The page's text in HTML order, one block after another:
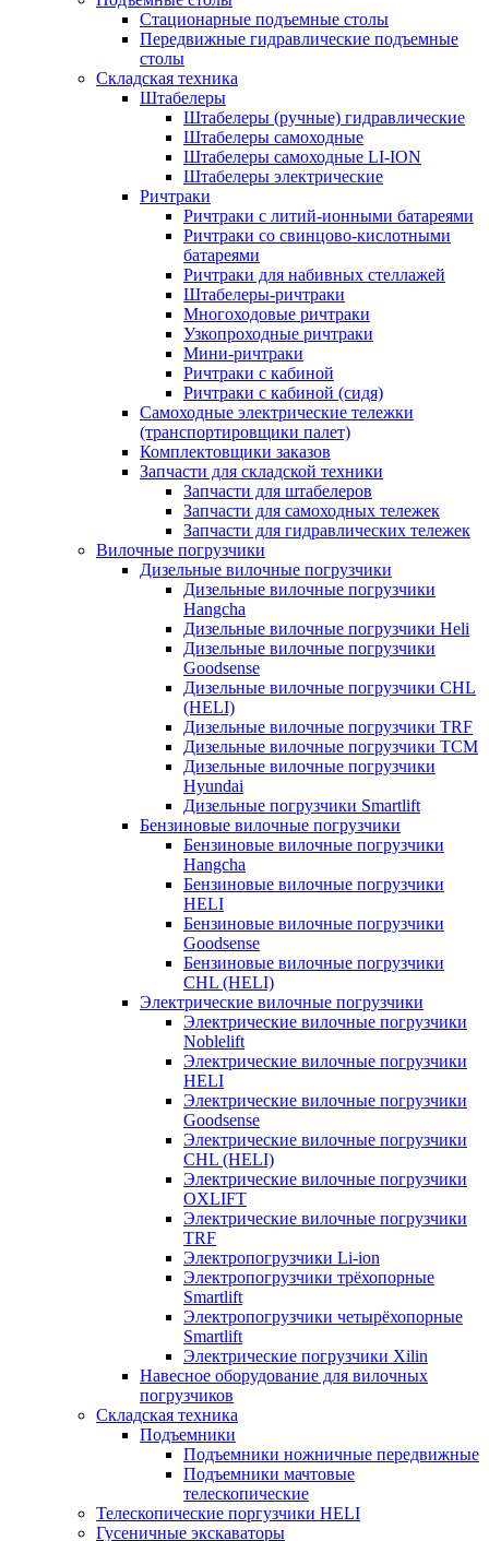
Стационарные подъемные столы
Передвижные гидравлические подъемные
столы
Складская техника
Штабелеры
Штабелеры (ручные) гидравлические
Штабелеры самоходные
Штабелеры самоходные LI-ION
Штабелеры электрические
Ричтраки
Ричтраки с литий-ионными батареями
Ричтраки со свинцово-кислотными
батареями
Ричтраки для набивных стеллажей
Штабелеры-ричтраки
Многоходовые ричтраки
Узкопроходные ричтраки
Мини-ричтраки
Ричтраки с кабиной
Ричтраки с кабиной (сидя)
Самоходные электрические тележки
(транспортировщики палет)
Комплектовщики заказов
Запчасти для складской техники
Запчасти для штабелеров
Запчасти для самоходных тележек
Запчасти для гидравлических тележек
Вилочные погрузчики
Дизельные вилочные погрузчики
Дизельные вилочные погрузчики
Hangcha
Дизельные вилочные погрузчики Heli
Дизельные вилочные погрузчики
Goodsense
Дизельные вилочные погрузчики CHL
(HELI)
Дизельные вилочные погрузчики TRF
Дизельные вилочные погрузчики TCM
Дизельные вилочные погрузчики
Hyundai
Дизельные погрузчики Smartlift
Бензиновые вилочные погрузчики
Бензиновые вилочные погрузчики
Hangcha
Бензиновые вилочные погрузчики
HELI
Бензиновые вилочные погрузчики
Goodsense
Бензиновые вилочные погрузчики
CHL (HELI)
Электрические вилочные погрузчики
Электрические вилочные погрузчики
Noblelift
Электрические вилочные погрузчики
HELI
Электрические вилочные погрузчики
Goodsense
Электрические вилочные погрузчики
CHL (HELI)
Электрические вилочные погрузчики
OXLIFT
Электрические вилочные погрузчики
TRF
Электропогрузчики Li-ion
Электропогрузчики трёхопорные
Smartlift
Электропогрузчики четырёхопорные
Smartlift
Электрические погрузчики Xilin
Навесное оборудование для вилочных
погрузчиков
Складская техника
Подъемники
Подъемники ножничные передвижные
Подъемники мачтовые
телескопические
Телескопические поргузчики HELI
Гусеничные экскаваторы